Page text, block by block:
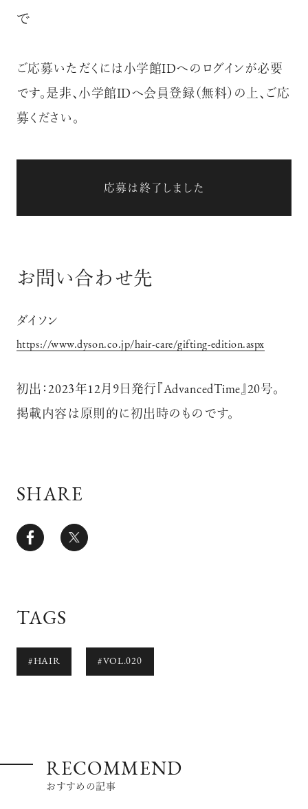
で
ご応募いただくには小学館IDへのログインが必要
です。是非、小学館IDへ会員登録（無料）の上、ご応
募ください。
応募は終了しました
お問い合わせ先
ダイソン
https://www.dyson.co.jp/hair-care/gifting-edition.aspx
初出：2023年12月9日発行『AdvancedTime』20号。
掲載内容は原則的に初出時のものです。
SHARE
TAGS
#HAIR #VOL.020
RECOMMEND
おすすめの記事